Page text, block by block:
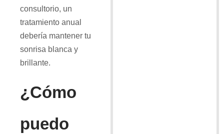
consultorio, un
tratamiento anual
debería mantener tu
sonrisa blanca y
brillante.
¿Cómo
puedo